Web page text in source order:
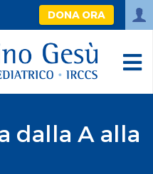
DONA ORA
dalla A alla